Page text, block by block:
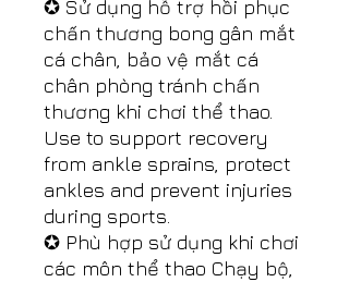
✪ Sử dụng hỗ trợ hồi phục
chấn thương bong gân mắt
cá chân, bảo vệ mắt cá
chân phòng tránh chấn
thương khi chơi thể thao.
Use to support recovery
from ankle sprains, protect
ankles and prevent injuries
during sports.
✪ Phù hợp sử dụng khi chơi
các môn thể thao Chạy bộ,